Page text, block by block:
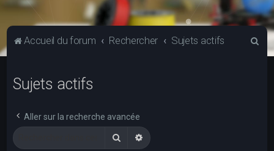
Accueil du forum Rechercher Sujets actifs
Sujets actifs
Aller sur la recherche avancée
RechercherRecherche avancée